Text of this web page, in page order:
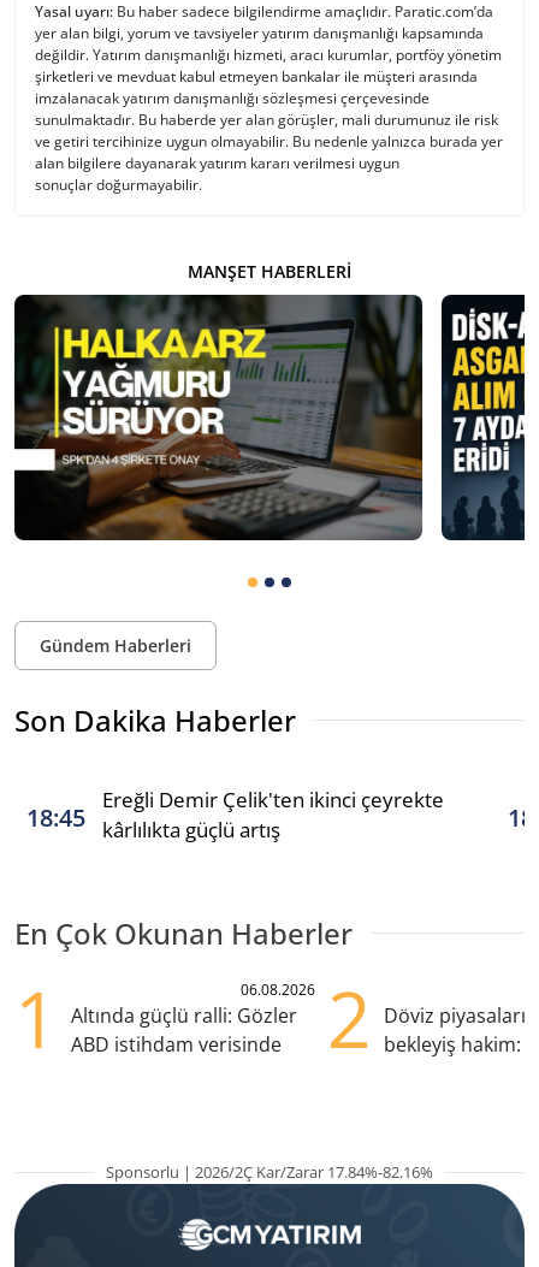
Yasal uyarı: Bu haber sadece bilgilendirme amaçlıdır. Paratic.com’da
yer alan bilgi, yorum ve tavsiyeler yatırım danışmanlığı kapsamında
değildir. Yatırım danışmanlığı hizmeti, aracı kurumlar, portföy yönetim
şirketleri ve mevduat kabul etmeyen bankalar ile müşteri arasında
imzalanacak yatırım danışmanlığı sözleşmesi çerçevesinde
sunulmaktadır. Bu haberde yer alan görüşler, mali durumunuz ile risk
ve getiri tercihinize uygun olmayabilir. Bu nedenle yalnızca burada yer
alan bilgilere dayanarak yatırım kararı verilmesi uygun
sonuçlar doğurmayabilir.
MANŞET HABERLERI
Gündem Haberleri
Son Dakika Haberler
18:45
Ereğli Demir Çelik'ten ikinci çeyrekte
kârlılıkta güçlü artış
En Çok Okunan Haberler
1 06.08.2026
Altında güçlü ralli: Gözler
ABD istihdam verisinde
2
Döviz
bekleyiş hakim:
Sponsorlu | 2026/2Ç Kar/Zarar 17.84%-82.16%